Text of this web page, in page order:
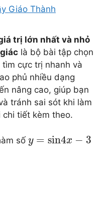
Giáo Thành
trị lớn nhất và nhỏ
là bộ bài tập chọn
cực trị nhanh và
phủ nhiều dạng
nâng cao, giúp bạn
tránh sai sót khi làm
chi tiết kèm theo.
sốy = sin4x − 3